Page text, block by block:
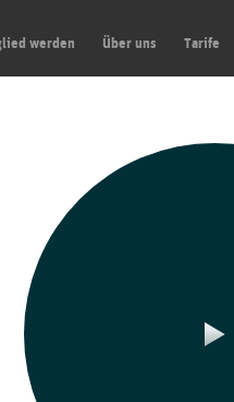
werden Über uns Tarife